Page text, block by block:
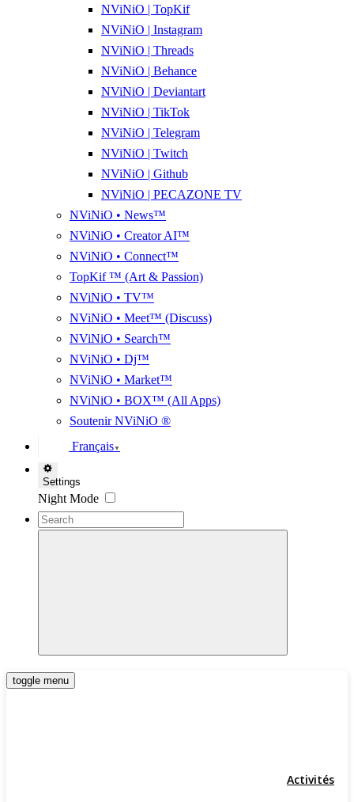
NViNiO | TopKif
NViNiO | Instagram
NViNiO | Threads
NViNiO | Behance
NViNiO | Deviantart
NViNiO | TikTok
NViNiO | Telegram
NViNiO | Twitch
NViNiO | Github
NViNiO | PECAZONE TV
NViNiO • News™
NViNiO • Creator AI™
NViNiO • Connect™
TopKif ™ (Art & Passion)
NViNiO • TV™
NViNiO • Meet™ (Discuss)
NViNiO • Search™
NViNiO • Dj™
NViNiO • Market™
NViNiO • BOX™ (All Apps)
Soutenir NViNiO ®
Français ▼
Settings
Night Mode
toggle menu
Activités